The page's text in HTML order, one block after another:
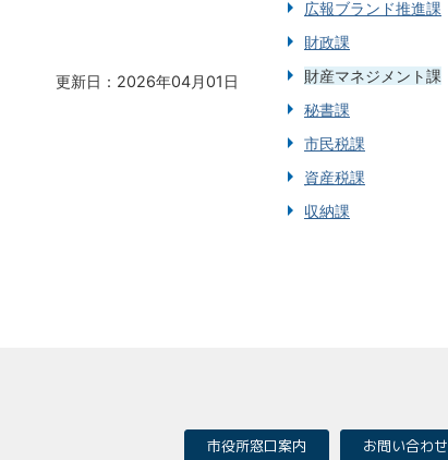
更新日：2026年04月01日
広報ブランド推進課
財政課
財産マネジメント課
秘書課
市民税課
資産税課
収納課
市役所窓口案内 お問い合わせ